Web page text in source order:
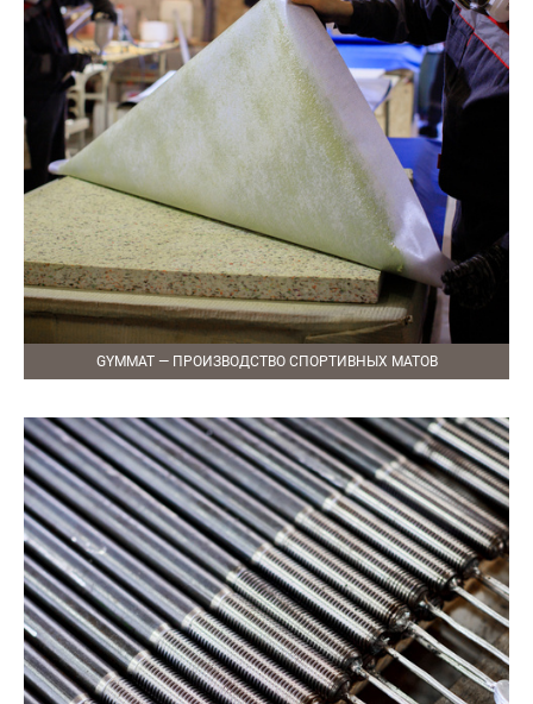
GYMMAT — ПРОИЗВОДСТВО СПОРТИВНЫХ МАТОВ